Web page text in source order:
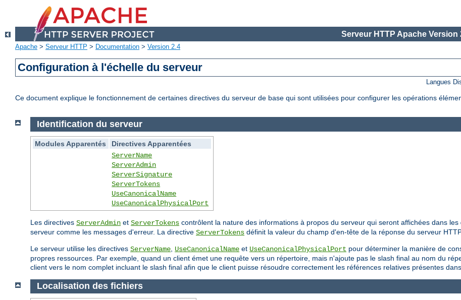
Serveur HTTP Apache Version
Apache > Serveur HTTP > Documentation > Version 2.4
Configuration à l'échelle du serveur
Langues
Ce document explique le fonctionnement de certaines directives du serveur de base qui sont utilisées pour configurer les opérations
Identification du serveur
Modules Apparentés
Directives Apparentées
ServerName
ServerAdmin
ServerSignature
ServerTokens
UseCanonicalName
UseCanonicalPhysicalPort
Les directives ServerAdmin et ServerTokens contrôlent la nature des informations à propos du serveur qui seront affichées dans
serveur comme les messages d'erreur. La directive ServerTokens définit la valeur du champ d'en-tête de la réponse du serveur
Le serveur utilise les directives ServerName UseCanonicalName et UseCanonicalPhysicalPort pour déterminer la manière de
propres ressources. Par exemple, quand un client émet une requête vers un répertoire, mais n'ajoute pas le slash final au nom du
client vers le nom complet incluant le slash final afin que le client puisse résoudre correctement les références relatives présentes
Localisation des fichiers